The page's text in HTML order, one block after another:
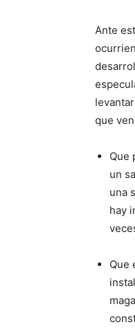
Ante
que
Que
un
una
hay
Que